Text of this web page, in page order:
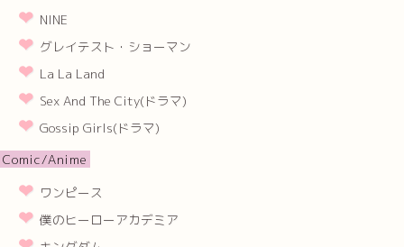
NINE
グレイテスト・ショーマン
La La Land
Sex And The City(ドラマ)
Gossip Girls(ドラマ)
Comic/Anime
ワンピース
僕のヒーローアカデミア